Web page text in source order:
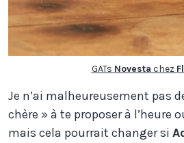
GATs Novesta chez
Je n’ai malheureusement pas
chère » à te proposer à l’heure
mais cela pourrait changer si